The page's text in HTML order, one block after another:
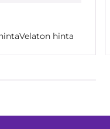
Velaton hinta